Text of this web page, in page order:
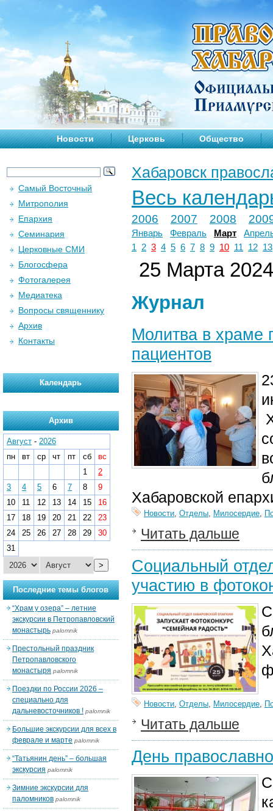
Новости Церковь Общество
Хабаровск
Весь
2006 2007 2008
Январь Февраль Март
1
2 3 4 5 6 7 8 9 10 11 12 13
25 Марта 2024
Журнал
Молитва в храме
пациентов
Хабаровской
Новости, Отделы, Милосердие,
Читать дальше
Социальный
участию в
Новости Отделы Милосердие
Читать дальше
День
Самый Восточный
Митрополия
Епархия
Семинария
Церковные СМИ
Блогосфера
Фотогалерея
Медиатека
Вопросы священнику
Архив
Контакты
Календарь
Архив
Август - 2026
пн
вт ср чт пт сб
вс
1
2
3
4 5 6 7 8
9
10
11 12 13 14 15
16
17
18 19 20 21 22
23
24
25 26 27 28 29
30
31
>
Последние темы блогов
“Храм у озера” – летние
экскурсии в Петропавловский
монастырь palomnik
Престольный праздник
Петропавловского
монастыря palomnik
Поездки по России 2026 –
специально для
дальневосточников ! palomnik
Большие экскурсии для всех в
феврале и марте palomnik
“Татьянин день” – большая
экскурсия palomnik
Зимние экскурсии для
паломников palomnik